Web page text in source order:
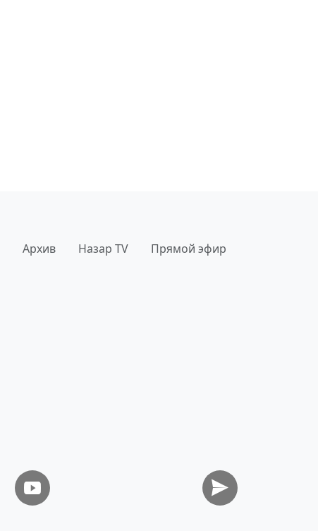
Архив Назар TV Прямой эфир